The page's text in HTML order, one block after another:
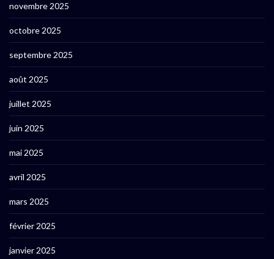
novembre 2025
octobre 2025
septembre 2025
août 2025
juillet 2025
juin 2025
mai 2025
avril 2025
mars 2025
février 2025
janvier 2025